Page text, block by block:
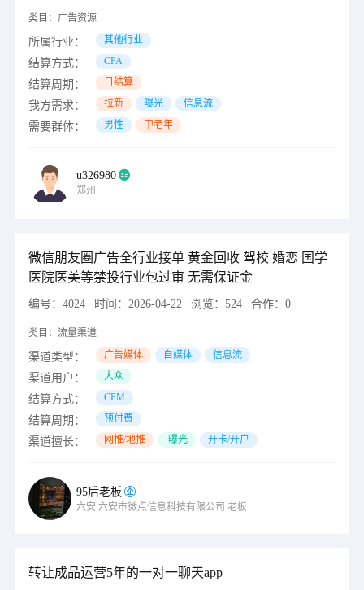
类目： 广告资源
所属行业： 其他行业
结算方式： CPA
结算周期： 日结算
我方需求： 拉新 曝光 信息流
需要群体： 男性 中老年
u326980
郑州
微信朋友圈广告全行业接单 黄金回收 驾校 婚恋 国学
医院医美等禁投行业包过审 无需保证金
编号： 4024 时间： 2026-04-22 浏览： 524 合作： 0
类目： 流量渠道
渠道类型： 广告媒体 自媒体 信息流
渠道用户： 大众
结算方式： CPM
结算周期： 预付费
渠道擅长： 网推/地推 曝光 开卡/开户
95后老板
六安 六安市微点信息科技有限公司 老板
转让成品运营5年的一对一聊天app